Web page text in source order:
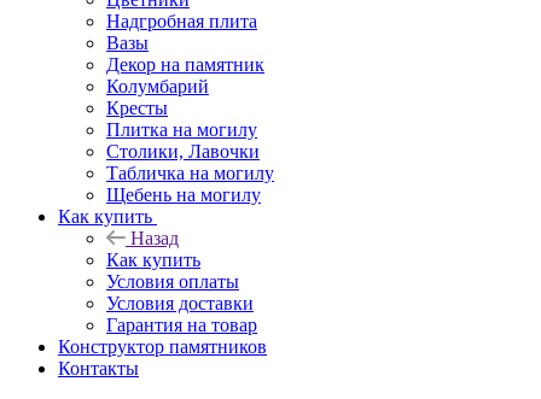
Надгробная плита
Вазы
Декор на памятник
Колумбарий
Кресты
Плитка на могилу
Столики, Лавочки
Табличка на могилу
Щебень на могилу
Как купить
Назад
Как купить
Условия оплаты
Условия доставки
Гарантия на товар
Конструктор памятников
Контакты